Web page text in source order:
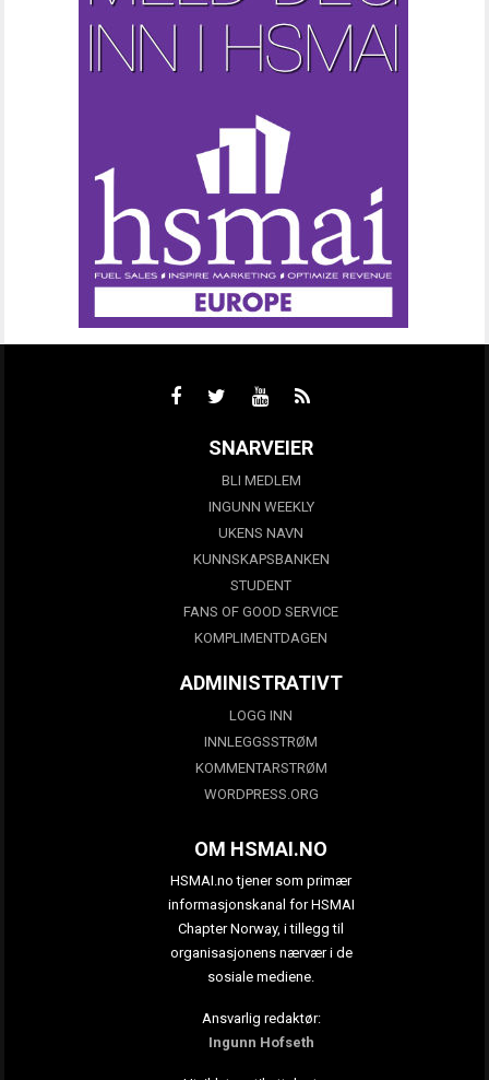
SNARVEIER
BLI MEDLEM
INGUNN WEEKLY
UKENS NAVN
KUNNSKAPSBANKEN
STUDENT
FANS OF GOOD SERVICE
KOMPLIMENTDAGEN
ADMINISTRATIVT
LOGG INN
INNLEGGSSTRØM
KOMMENTARSTRØM
WORDPRESS.ORG
OM HSMAI.NO
HSMAI.no tjener som primær
informasjonskanal for HSMAI
Chapter Norway, i tillegg til
organisasjonens nærvær i de
sosiale mediene.
Ansvarlig redaktør:
Ingunn Hofseth